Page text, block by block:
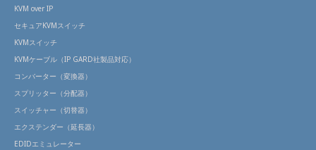
KVM over IP
セキュアKVMスイッチ
KVMスイッチ
KVMケーブル（IP GARD社製品対応）
コンバーター（変換器）
スプリッター（分配器）
スイッチャー（切替器）
エクステンダー（延長器）
EDIDエミュレーター